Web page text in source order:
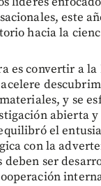
este
hacia la
es convertir a la
y se
abierta y
el
con la
deben ser